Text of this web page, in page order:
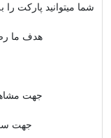
شما میتوانید پارکت
هدف ما
جهت
جهت